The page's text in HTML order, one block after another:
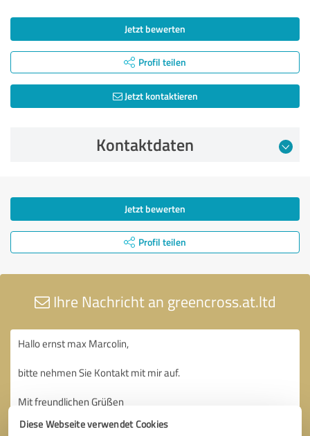
Diese Webseite verwendet Cookies
Jetzt bewerten
Profil teilen
Jetzt kontaktieren
Kontaktdaten
Jetzt bewerten
Profil teilen
Ihre Nachricht an greencross.at.ltd